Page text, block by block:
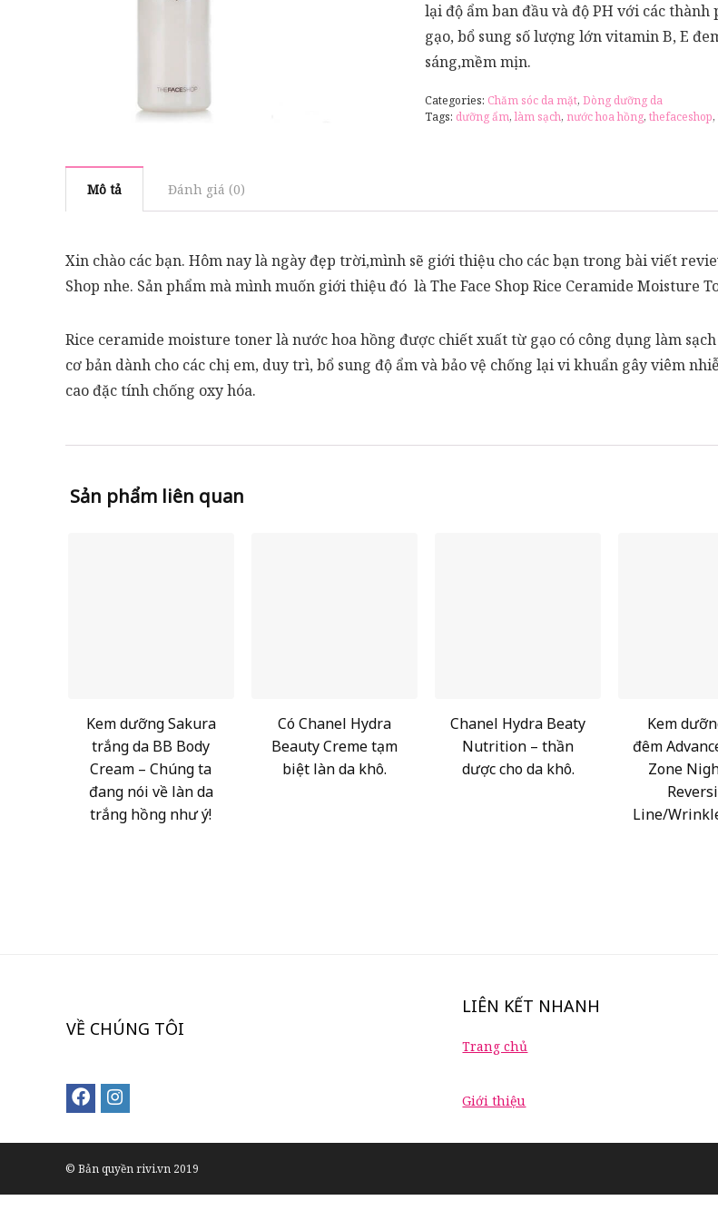
lại độ ẩm ban đầu và độ PH với các
gạo, bổ sung số lượng lớn vitamin B, E
sáng,mềm mịn.
Categories: Chăm sóc da mặt, Dòng dưỡng da
Tags: dưỡng ẩm,làm sạch, nước hoa hồng, thefaceshop,
Mô tả Đánh giá (0)
Xin chào các bạn. Hôm nay là ngày đẹp trời,mình sẽ giới thiệu cho các bạn trong bài viết
Shop nhe. Sản phẩm mà mình muốn giới thiệu đó là The Face Shop Rice Ceramide Moisture
Rice ceramide moisture toner là nước hoa hồng được chiết xuất từ gạo có công dụng làm
cơ bản dành cho các chị em, duy trì, bổ sung độ ẩm và bảo vệ chống lại vi khuẩn gây viêm
cao đặc tính chống oxy hóa.
Sản phẩm liên quan
Kem dưỡng Sakura
trắng da BB Body
Cream – Chúng ta
đang nói về làn da
trắng hồng như ý!
Có Chanel Hydra
Beauty Creme tạm
biệt làn da khô.
Chanel Hydra Beaty
Nutrition – thần
dược cho da khô.
Kem
đêm
Zone
Line/
VỀ CHÚNG TÔI
LIÊN KẾT NHANH
Trang chủ
Giới thiệu
© Bản quyền rivi.vn 2019